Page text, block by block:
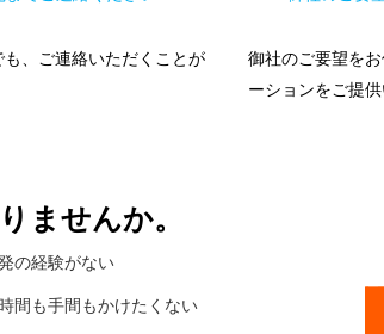
、ご連絡いただくことが
御社のご要望を
ーションをご提供
ませんか。
の経験がない
間も手間もかけたくない